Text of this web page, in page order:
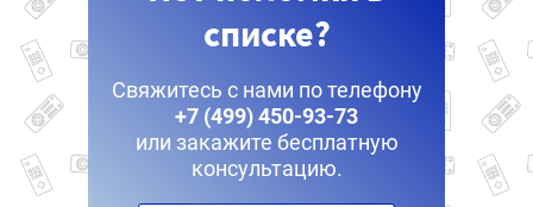
списке?
Свяжитесь с нами по телефону
+7 (499) 450-93-73
или закажите бесплатную
консультацию.